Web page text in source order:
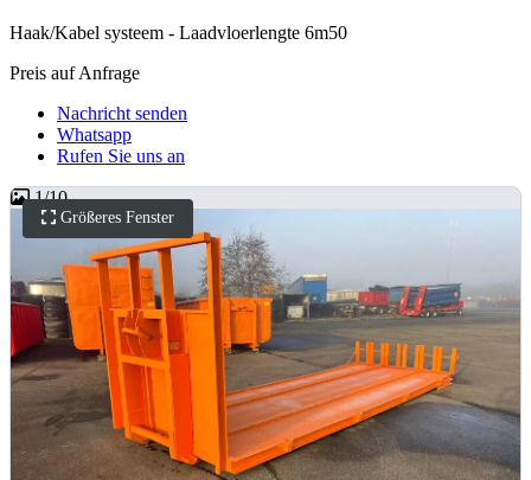
Haak/Kabel systeem - Laadvloerlengte 6m50
Preis auf Anfrage
Nachricht senden
Whatsapp
Rufen Sie uns an
Größeres Fenster
1/10